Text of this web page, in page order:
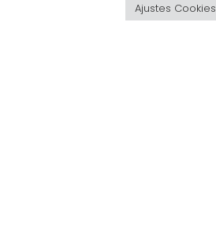
Ajustes Cookies